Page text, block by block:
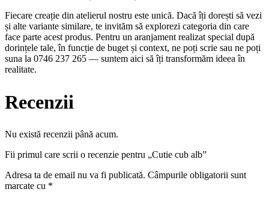
Fiecare creație din atelierul nostru este unică. Dacă îți dorești să vezi
și alte variante similare, te invităm să explorezi categoria din care
face parte acest produs. Pentru un aranjament realizat special după
dorințele tale, în funcție de buget și context, ne poți scrie sau ne poți
suna la 0746 237 265 — suntem aici să îți transformăm ideea în
realitate.
Recenzii
Nu există recenzii până acum.
Fii primul care scrii o recenzie pentru „Cutie cub alb”
Adresa ta de email nu va fi publicată. Câmpurile obligatorii sunt
marcate cu *